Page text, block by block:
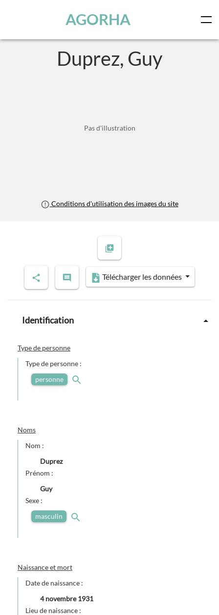
AGORHA
Duprez, Guy
Pas d'illustration
Conditions d'utilisation des images du site
Télécharger les données
Identification
Type de personne
Type de personne :
personne
Noms
Nom :
Duprez
Prénom :
Guy
Sexe :
masculin
Naissance et mort
Date de naissance :
4 novembre 1931
Lieu de naissance :